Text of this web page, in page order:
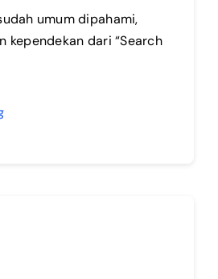
umum dipahami,
kependekan dari “Search